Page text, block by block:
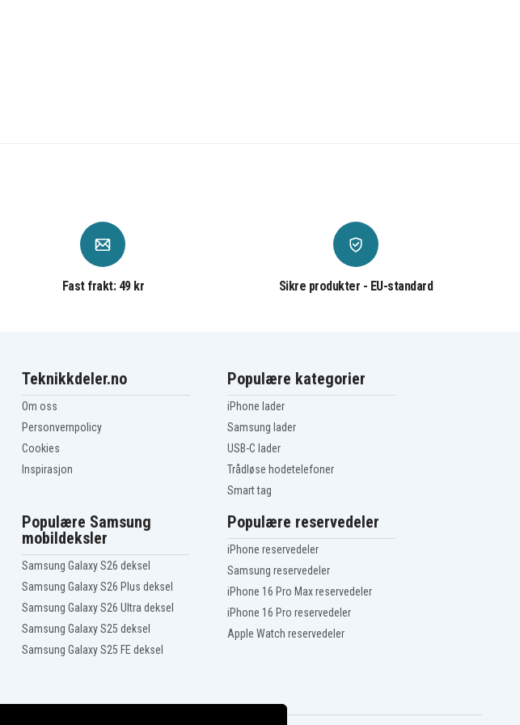
Fast frakt: 49 kr Sikre produkter - EU-standard
Teknikkdeler.no
Om oss
Personvernpolicy
Cookies
Inspirasjon
Populære kategorier
iPhone lader
Samsung lader
USB-C lader
Trådløse hodetelefoner
Smart tag
Populære Samsung
mobildeksler
Samsung Galaxy S26 deksel
Samsung Galaxy S26 Plus deksel
Samsung Galaxy S26 Ultra deksel
Samsung Galaxy S25 deksel
Samsung Galaxy S25 FE deksel
Populære reservedeler
iPhone reservedeler
Samsung reservedeler
iPhone 16 Pro Max reservedeler
iPhone 16 Pro reservedeler
Apple Watch reservedeler